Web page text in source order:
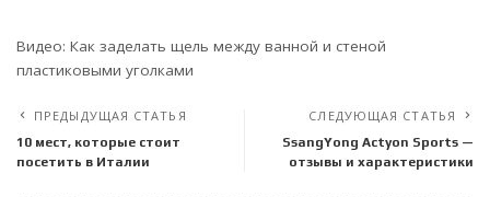
Видео: Как заделать щель между ванной и стеной
пластиковыми уголками
ПРЕДЫДУЩАЯ СТАТЬЯ
10 мест, которые стоит
посетить в Италии
СЛЕДУЮЩАЯ СТАТЬЯ
SsangYong Actyon Sports —
отзывы и характеристики